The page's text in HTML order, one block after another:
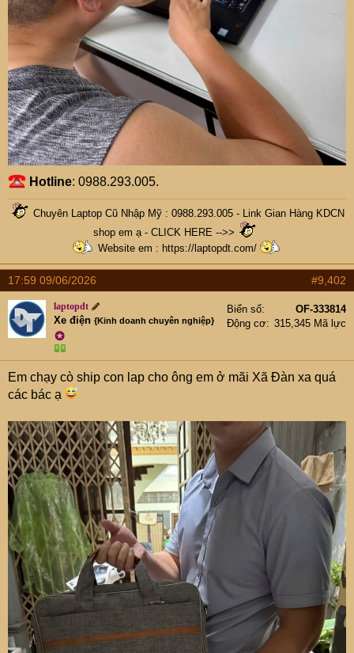
Hotline: 0988.293.005.
Chuyên Laptop Cũ Nhập Mỹ : 0988.293.005 - Link Gian Hàng KDCN
shop em ạ - CLICK HERE -->>
Website em : https://laptopdt.com/
17:59 09/06/2026 #9,402
laptopdt
Xe điện {Kinh doanh chuyên nghiệp}
✪
Biển số
OF-333814
Động cơ
315,345 Mã lực
Em chạy cò ship con lap cho ông em ở mãi Xã Đàn xa quá
các bác ạ